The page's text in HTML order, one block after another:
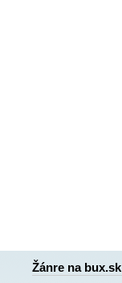
Žánre na bux.sk